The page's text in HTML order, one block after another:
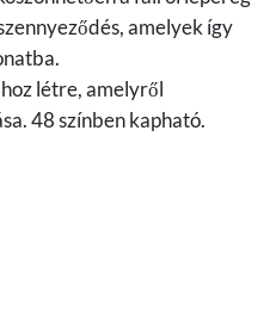
amelyek így
létre, amelyről
48 színben kapható.